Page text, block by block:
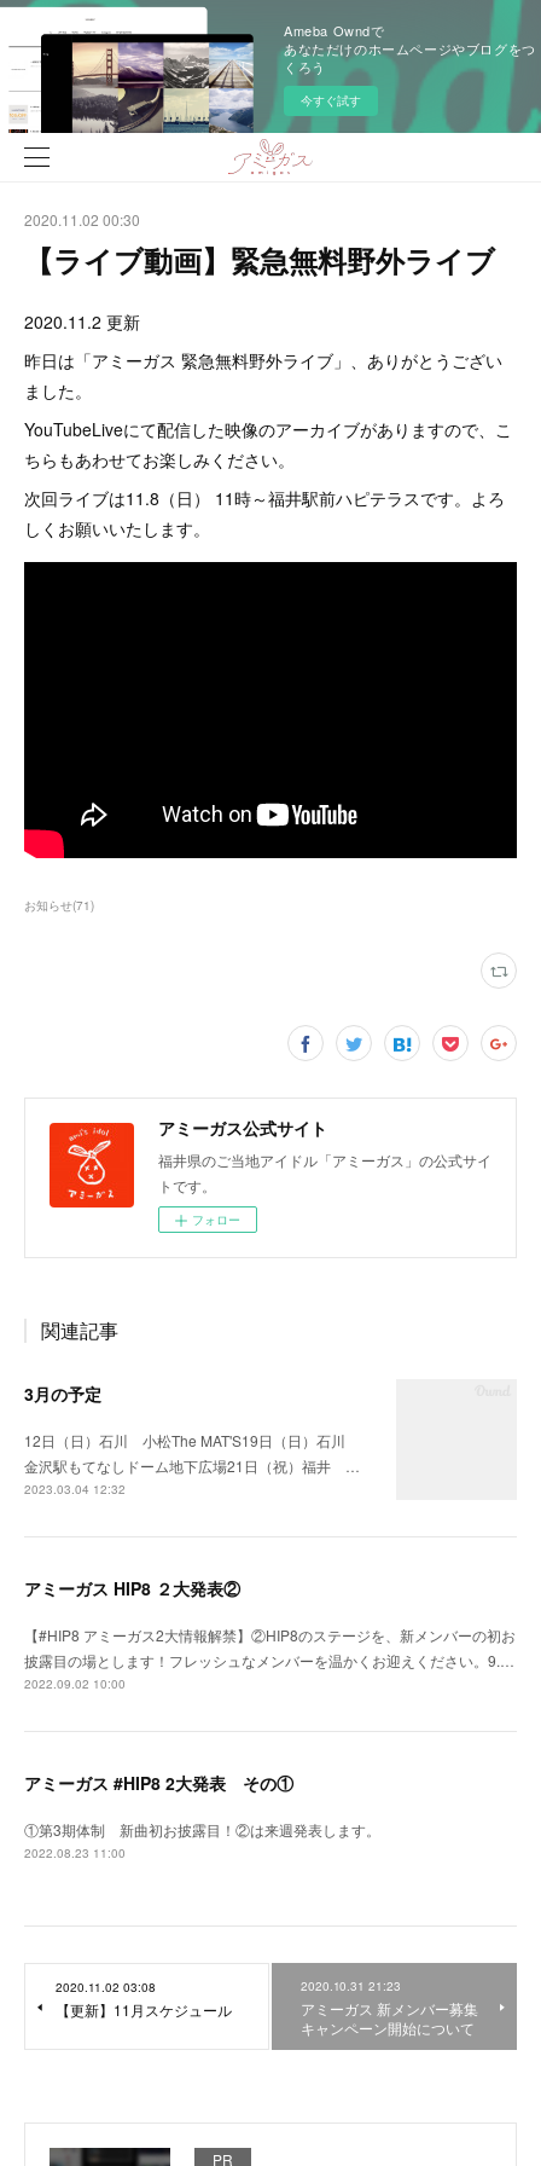
Ameba Owndで
あなただけのホームページやブログをつ
くろう
今すぐ試す
2020.11.02 00:30
【ライブ動画】緊急無料野外ライブ
2020.11.2 更新
昨日は「アミーガス 緊急無料野外ライブ」、ありがとうござい
ました。
YouTubeLiveにて配信した映像のアーカイブがありますので、こ
ちらもあわせてお楽しみください。
次回ライブは11.8（日） 11時～福井駅前ハピテラスです。よろ
しくお願いいたします。
お知らせ(71)
アミーガス公式サイト
福井県のご当地アイドル「アミーガス」の公式サイ
トです。
フォロー
関連記事
3月の予定
12日（日）石川 小松The MAT'S19日（日）石川
金沢駅もてなしドーム地下広場21日（祝）福井 …
2023.03.04 12:32
アミーガス HIP8 ２大発表②
【#HIP8 アミーガス2大情報解禁】②HIP8のステージを、新メンバーの初お
披露目の場とします！フレッシュなメンバーを温かくお迎えください。9.…
2022.09.02 10:00
アミーガス #HIP8 2大発表 その①
①第3期体制 新曲初お披露目！②は来週発表します。
2022.08.23 11:00
2020.11.02 03:08
【更新】11月スケジュール
2020.10.31 21:23
アミーガス 新メンバー募集
キャンペーン開始について
PR